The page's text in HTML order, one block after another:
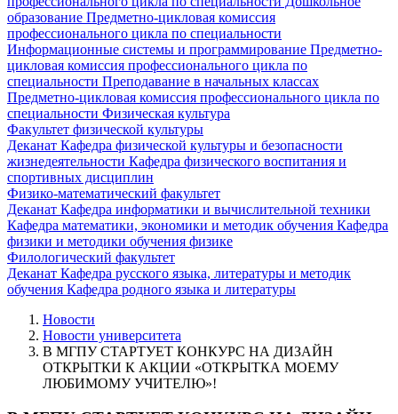
образование Предметно-цикловая комиссия
профессионального цикла по специальности
Информационные системы и программирование Предметно-
цикловая комиссия профессионального цикла по
специальности Преподавание в начальных классах
Предметно-цикловая комиссия профессионального цикла по
специальности Физическая культура
Факультет физической культуры
Деканат Кафедра физической культуры и безопасности
жизнедеятельности Кафедра физического воспитания и
спортивных дисциплин
Физико-математический факультет
Деканат Кафедра информатики и вычислительной техники
Кафедра математики, экономики и методик обучения Кафедра
физики и методики обучения физике
Филологический факультет
Деканат Кафедра русского языка, литературы и методик
обучения Кафедра родного языка и литературы
Новости
Новости университета
В МГПУ СТАРТУЕТ КОНКУРС НА ДИЗАЙН
ОТКРЫТКИ К АКЦИИ «ОТКРЫТКА МОЕМУ
ЛЮБИМОМУ УЧИТЕЛЮ»!